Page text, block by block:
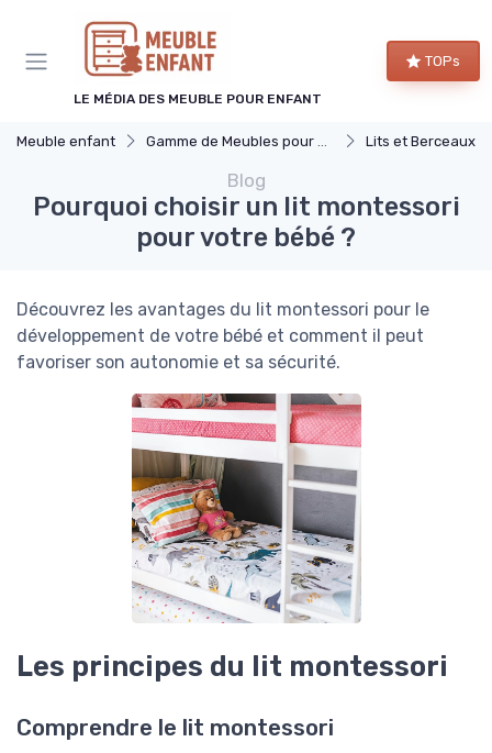
LE MÉDIA DES MEUBLE POUR ENFANT
TOPs
Meuble enfant Gamme de Meubles pour Enfants Lits et Berceaux
Blog
Pourquoi choisir un lit montessori
pour votre bébé ?
Découvrez les avantages du lit montessori pour le
développement de votre bébé et comment il peut
favoriser son autonomie et sa sécurité.
Les principes du lit montessori
Comprendre le lit montessori